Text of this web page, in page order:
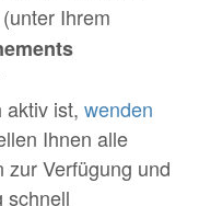
(unter Ihrem
aktiv ist, wenden
Ihnen alle
Verfügung und
schnell